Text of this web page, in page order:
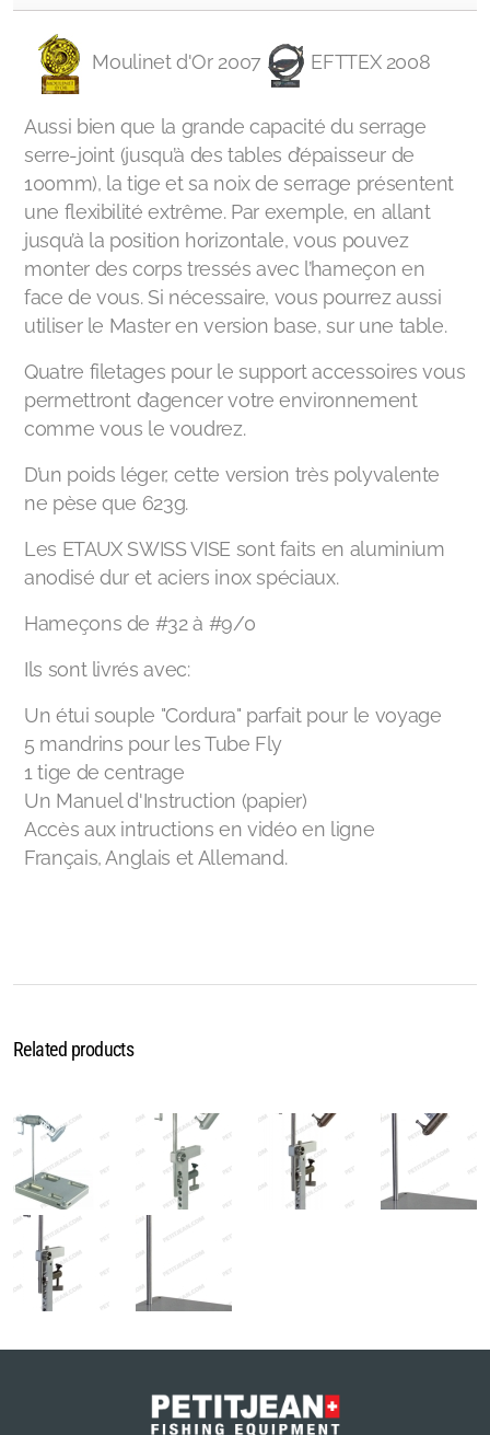
Moulinet d'Or 2007 EFTTEX 2008
Aussi bien que la grande capacité du serrage
serre-joint (jusqu’à des tables d’épaisseur de
100mm), la tige et sa noix de serrage présentent
une flexibilité extrême. Par exemple, en allant
jusqu’à la position horizontale, vous pouvez
monter des corps tressés avec l’hameçon en
face de vous. Si nécessaire, vous pourrez aussi
utiliser le Master en version base, sur une table.
Quatre filetages pour le support accessoires vous
permettront d’agencer votre environnement
comme vous le voudrez.
D’un poids léger, cette version très polyvalente
ne pèse que 623g.
Les ETAUX SWISS VISE sont faits en aluminium
anodisé dur et aciers inox spéciaux.
Hameçons de #32 à #9/0
Ils sont livrés avec:
Un étui souple "Cordura" parfait pour le voyage
5 mandrins pour les Tube Fly
1 tige de centrage
Un Manuel d'Instruction (papier)
Accès aux intructions en vidéo en ligne
Français, Anglais et Allemand.
Related products